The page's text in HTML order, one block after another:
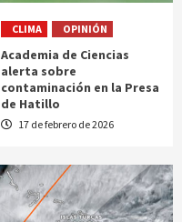
CLIMA OPINIÓN
Academia de Ciencias
alerta sobre
contaminación en la Presa
de Hatillo
17 de febrero de 2026